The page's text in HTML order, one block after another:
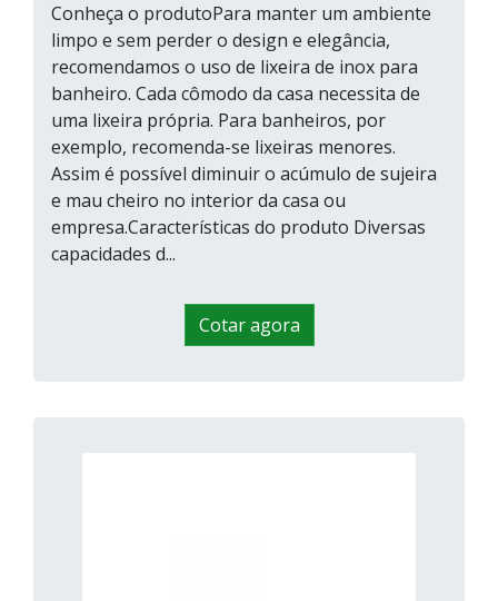
Conheça o produtoPara manter um ambiente
limpo e sem perder o design e elegância,
recomendamos o uso de lixeira de inox para
banheiro. Cada cômodo da casa necessita de
uma lixeira própria. Para banheiros, por
exemplo, recomenda-se lixeiras menores.
Assim é possível diminuir o acúmulo de sujeira
e mau cheiro no interior da casa ou
empresa.Características do produto Diversas
capacidades d...
Cotar agora